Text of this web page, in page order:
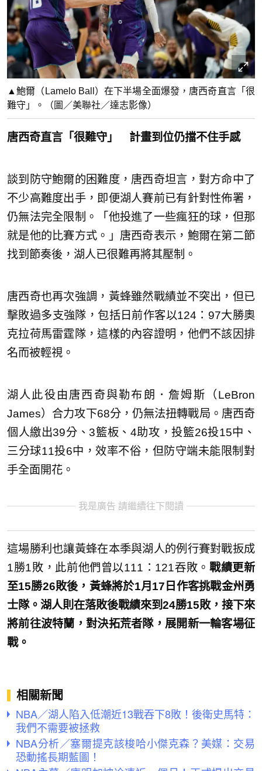
▲鮑爾（Lamelo Ball）在下半場全面爆發，唐西奇直言「很
難守」。（圖／美聯社／達志影像）
唐西奇直言「很難守」 計畫到位仍擋不住手感
談到防守鮑爾的困難度，唐西奇坦言，對方命中了
不少高難度出手，即便湖人賽前已有針對性佈署，
仍無法完全限制。「他投進了一些瘋狂的球，但那
就是他的比賽方式。」唐西奇表示，鮑爾在第二節
找到節奏後，湖人已很難再將其壓制。
唐西奇也再次強調，黃蜂雖然戰績並不突出，但已
擊敗過多支強隊，包括日前作客以124：97大勝奧
克拉荷馬雷霆隊，這樣的內容證明，他們不該因排
名而被輕視。
湖人此役由唐西奇與勒布朗．詹姆斯（LeBron
James）合力攻下68分，仍無法扭轉戰局。唐西奇
個人繳出39分、3籃板、4助攻，投籃26投15中、
三分球11投6中，效率不俗，但防守端未能限制對
手全面開花。
我是廣告 請繼續往下閱讀
這場勝利也讓黃蜂在本季與湖人的例行賽對戰扳成
1勝1敗，此前他們曾以111：121吞敗。戰績更新
至15勝26敗後，黃蜂將於1月17日作客挑戰金州勇
士隊。湖人則在落敗後戰績來到24勝15敗，接下來
將前往波特蘭，對決拓荒者隊，展開新一輪客場征
戰。
相關新聞
NBA／湖人陷入低潮近13戰吞下8敗！後衛史馬特：
我們不需要被拯救
NBA分析／塞爾提克該梭哈小傑克森？美媒：交易
恐動搖長期藍圖！